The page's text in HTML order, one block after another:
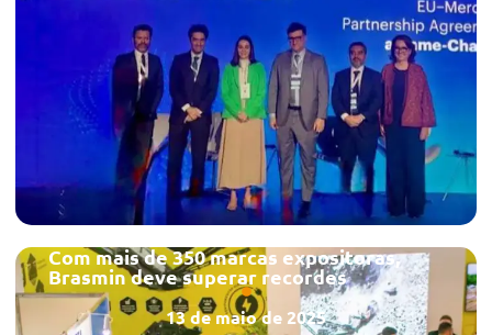
Com mais de 350 marcas expositoras,
Brasmin deve superar recordes
13 de maio de 2025